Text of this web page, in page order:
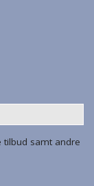
samt andre